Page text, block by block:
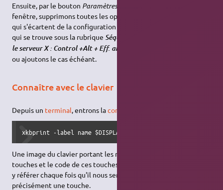
Ensuite, par le bouton Paramètres de clavier…
fenêtre, supprimons toutes les options, en les notant si besoin,
qui s'écartent de la configuration par défaut, exceptée celle
qui se trouve sous la rubrique Séquence de touche pour fermer
le serveur X : Control +Alt + Eff. arrière
ou ajoutons le cas échéant.
Connaître avec le clavier
Depuis un terminal, entrons lacommande
xkbprint -label name $DISPLAY - | gv -
Une image du clavier portant les noms symboliques des
touches et le code de ces touches, apparaît. Nous devrons nous
y référer chaque fois qu'il nous sera nécessaire d'identifier
précisément une touche.